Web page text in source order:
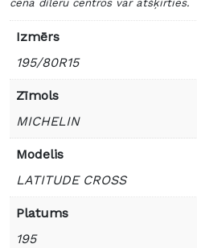
cena dīleru centros var atšķirties.
Izmērs
195/80R15
Zīmols
MICHELIN
Modelis
LATITUDE CROSS
Platums
195